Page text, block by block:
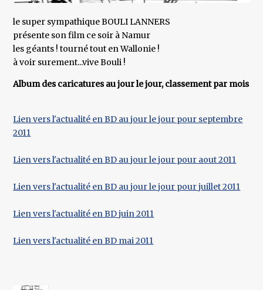
le super sympathique BOULI LANNERS
présente son film ce soir à Namur
les géants ! tourné tout en Wallonie !
à voir surement...vive Bouli !
Album des caricatures au jour le jour, classement par mois
Lien vers l'actualité en BD au jour le jour pour septembre
2011
Lien vers l'actualité en BD au jour le jour pour aout 2011
Lien vers l'actualité en BD au jour le jour pour juillet 2011
Lien vers l'actualité en BD juin 2011
Lien vers l'actualité en BD mai 2011